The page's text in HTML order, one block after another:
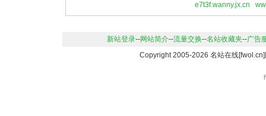
e7t3f.wanny.jx.cn
新站登录--网站简介--流量交换--名站收藏夹--广告
Copyright 2005-2026 名站在线